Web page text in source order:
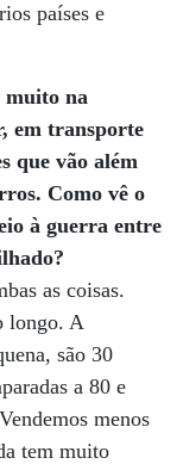
países e
muito na
em transporte
que vão além
Como vê o
à guerra entre
as coisas.
longo. A
são 30
a 80 e
menos
tem muito